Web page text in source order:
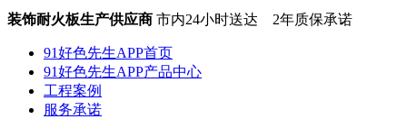
装饰耐火板生产供应商 市内24小时送达 2年质保承诺
91好色先生APP首页
91好色先生APP产品中心
工程案例
服务承诺